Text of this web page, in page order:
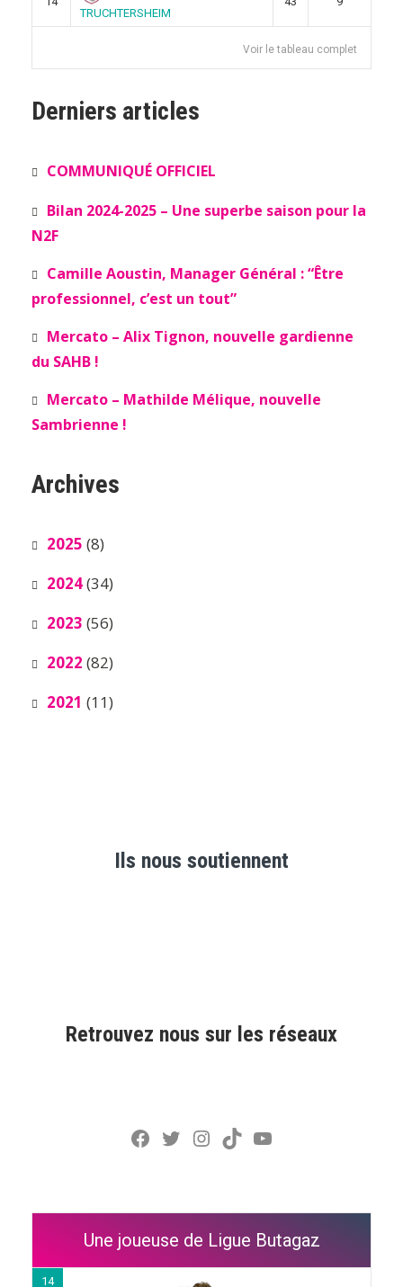
TRUCHTERSHEIM
Voir le tableau complet
Derniers articles
COMMUNIQUÉ OFFICIEL
Bilan 2024-2025 – Une superbe saison pour la
N2F
Camille Aoustin, Manager Général : “Être
professionnel, c’est un tout”
Mercato – Alix Tignon, nouvelle gardienne
du SAHB !
Mercato – Mathilde Mélique, nouvelle
Sambrienne !
Archives
2025 (8)
2024(34)
2023 (56)
2022 (82)
2021 (11)
Ils nous soutiennent
Retrouvez nous sur les réseaux
Facebook
Twitter
Instagram
TikTokYouTube
Une joueuse de Ligue Butagaz
14